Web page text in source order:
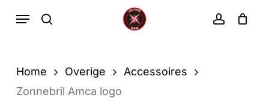
hoofdinhoud
zoekopdracht
Menu
Winkelwagen
Home Overige
Accessoires
Zonnebril Amca logo